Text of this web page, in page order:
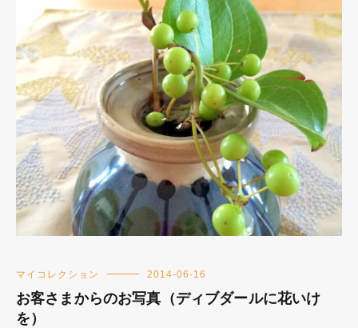
マイコレクション 2014-06-16
お客さまからのお写真（ディブダールに花いけ
を）